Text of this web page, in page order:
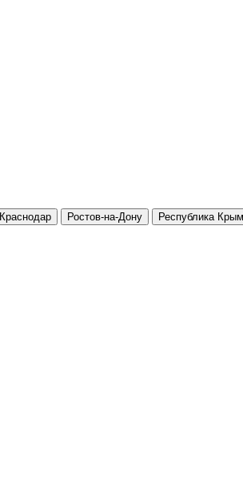
Краснодар Ростов-на-Дону
Республика Крым